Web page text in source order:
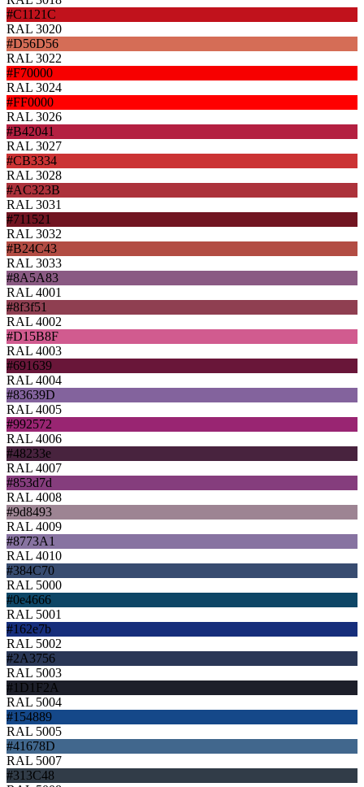
#C1121C
RAL 3020
#D56D56
RAL 3022
#F70000
RAL 3024
#FF0000
RAL 3026
#B42041
RAL 3027
#CB3334
RAL 3028
#AC323B
RAL 3031
#711521
RAL 3032
#B24C43
RAL 3033
#8A5A83
RAL 4001
#8f3f51
RAL 4002
#D15B8F
RAL 4003
#691639
RAL 4004
#83639D
RAL 4005
#992572
RAL 4006
#48233e
RAL 4007
#853d7d
RAL 4008
#9d8493
RAL 4009
#8773A1
RAL 4010
#384C70
RAL 5000
#0e4666
RAL 5001
#162e7b
RAL 5002
#2A3756
RAL 5003
#1D1F2A
RAL 5004
#154889
RAL 5005
#41678D
RAL 5007
#313C48